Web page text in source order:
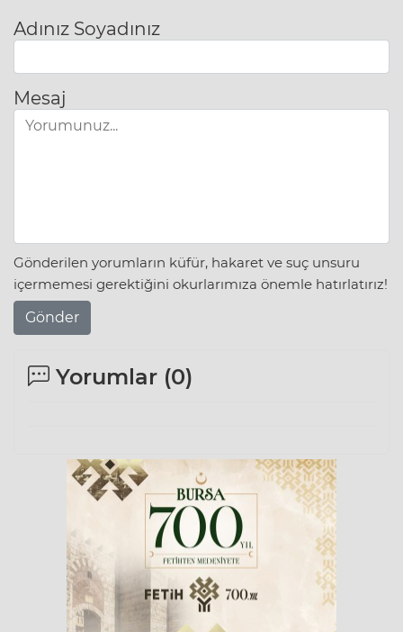
Adınız Soyadınız
Mesaj
Gönderilen yorumların küfür, hakaret ve suç unsuru
içermemesi gerektiğini okurlarımıza önemle hatırlatırız!
Gönder
Yorumlar (0)